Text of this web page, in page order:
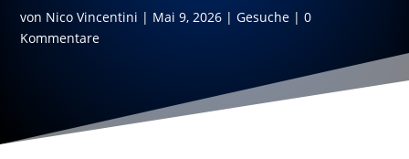
von Nico Vincentini | Mai 9, 2026 |Gesuche |0
Kommentare